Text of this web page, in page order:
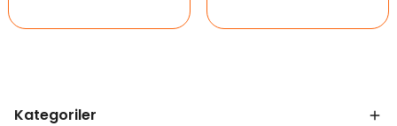
Kategoriler